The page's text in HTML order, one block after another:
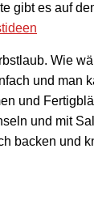
gibt es auf
Wie
und man
und
und mit
backen und